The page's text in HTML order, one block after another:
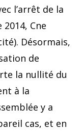
l’arrêt de la
Cne
Désormais,
de
la nullité du
à la
y a
cas, et en